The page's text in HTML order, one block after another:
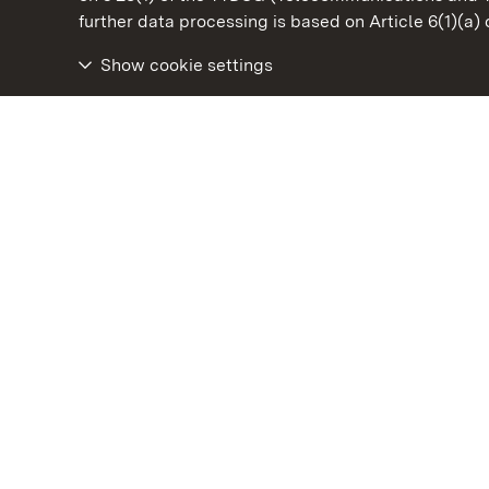
further data processing is based on Article 6(1)(a)
Show cookie settings
State Palaces and Gardens of Baden-